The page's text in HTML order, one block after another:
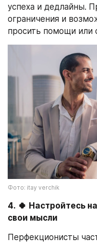
успеха и дедлайны.
ограничения и
просить помощи или
Фото: itay verchik
4. 🍀 Настройтесь
свои мысли
Перфекционисты